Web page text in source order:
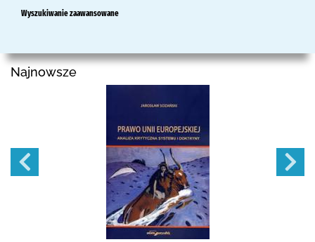
Wyszukiwanie zaawansowane
Najnowsze